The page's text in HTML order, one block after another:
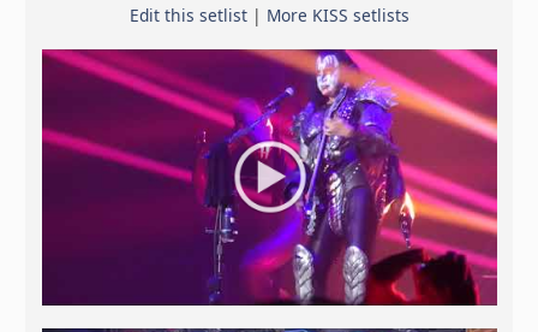
Edit this setlist| More KISS setlists